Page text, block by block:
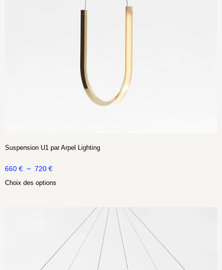
Suspension U1 par Arpel Lighting
660 € – 720 €
Choix des options